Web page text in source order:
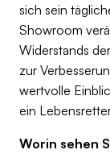
sich sein
Showroom
Widerstands
zur
wertvolle
ein
Worin sehen